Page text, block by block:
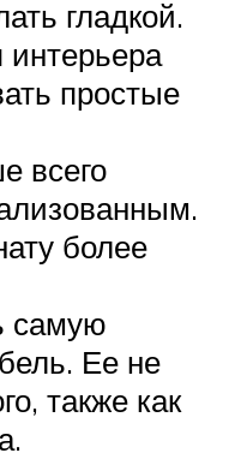
гладкой.
простые
всего
более
самую
Ее не
также как